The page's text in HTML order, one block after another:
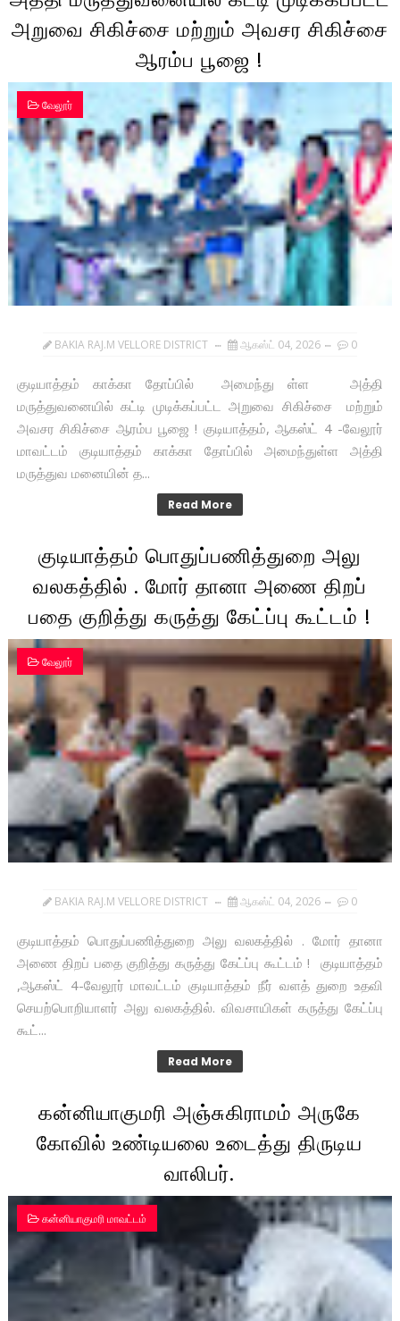
அறுவை சிகிச்சை மற்றும் அவசர சிகிச்சை
ஆரம்ப பூஜை !
வேலூர்
BAKIA RAJ.M VELLORE DISTRICT ஆகஸ்ட் 04, 2026 0
குடியாத்தம் காக்கா தோப்பில் அமைந்து ள்ள அத்தி
மருத்துவனையில் கட்டி முடிக்கப்பட்ட அறுவை சிகிச்சை மற்றும்
அவசர சிகிச்சை ஆரம்ப பூஜை ! குடியாத்தம், ஆகஸ்ட் 4 -வேலூர்
மாவட்டம் குடியாத்தம் காக்கா தோப்பில் அமைந்துள்ள அத்தி
மருத்துவ மனையின் த...
Read More
குடியாத்தம் பொதுப்பணித்துறை அலு
வலகத்தில் . மோர் தானா அணை திறப்
பதை குறித்து கருத்து கேட்ப்பு கூட்டம் !
வேலூர்
BAKIA RAJ.M VELLORE DISTRICT ஆகஸ்ட் 04, 2026 0
குடியாத்தம் பொதுப்பணித்துறை அலு வலகத்தில் . மோர் தானா
அணை திறப் பதை குறித்து கருத்து கேட்ப்பு கூட்டம் ! குடியாத்தம்
,ஆகஸ்ட் 4-வேலூர் மாவட்டம் குடியாத்தம் நீர் வளத் துறை உதவி
செயற்பொறியாளர் அலு வலகத்தில். விவசாயிகள் கருத்து கேட்ப்பு
கூட்...
Read More
கன்னியாகுமரி அஞ்சுகிராமம் அருகே
கோவில் உண்டியலை உடைத்து திருடிய
வாலிபர்.
கன்னியாகுமரி மாவட்டம்